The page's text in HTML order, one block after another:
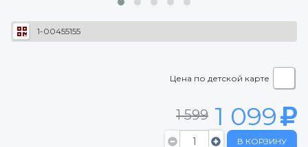
1-00455155
Цена по детской карте
1 599 1 099
В КОРЗИНУ